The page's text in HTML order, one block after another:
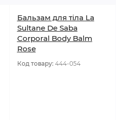
Бальзам для тіла La
Sultane De Saba
Corporal Body Balm
Rose
Код товару: 444-054